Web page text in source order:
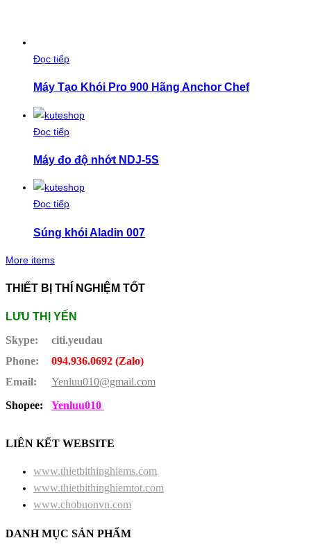
Đọc tiếp
Máy Tạo Khói Pro 900 Hãng Anchor Chef
Đọc tiếp
Máy đo độ nhớt NDJ-5S
Đọc tiếp
Súng khói Aladin 007
More items
THIẾT BỊ THÍ NGHIỆM TỐT
LƯU THỊ YẾN
Skype:
citi.yeudau
Phone:
094.936.0692 (Zalo)
Email:
Yenluu010@gmail.com
Shopee:
Yenluu010
LIÊN KẾT WEBSITE
www.thietbithinghiems.com
www.thietbithinghiemtot.com
www.chobuonvn.com
DANH MỤC SẢN PHẨM